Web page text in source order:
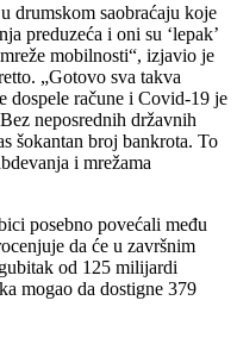
drumskom saobraćaju koje
preduzeća i oni su ‘lepak’
mobilnosti“, izjavio je
„Gotovo sva takva
dospele račune i Covid-19 je
neposrednih državnih
šokantan broj bankrota. To
i mrežama
posebno povećali među
da će u završnim
od 125 milijardi
mogao da dostigne 379